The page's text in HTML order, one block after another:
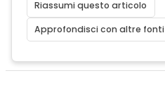
Riassumi questo articolo
Approfondisci con altre fonti